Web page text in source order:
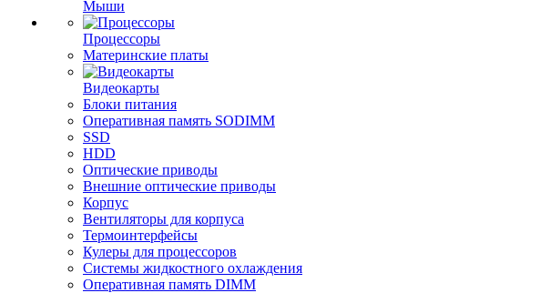
Мыши
Процессоры
Материнские платы
Видеокарты
Блоки питания
Оперативная память SODIMM
SSD
HDD
Оптические приводы
Внешние оптические приводы
Корпус
Вентиляторы для корпуса
Термоинтерфейсы
Кулеры для процессоров
Системы жидкостного охлаждения
Оперативная память DIMM